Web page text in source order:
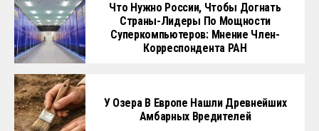
Что Нужно России, Чтобы Догнать
Страны-Лидеры По Мощности
Суперкомпьютеров: Мнение Член-
Корреспондента РАН
У Озера В Европе Нашли Древнейших
Амбарных Вредителей